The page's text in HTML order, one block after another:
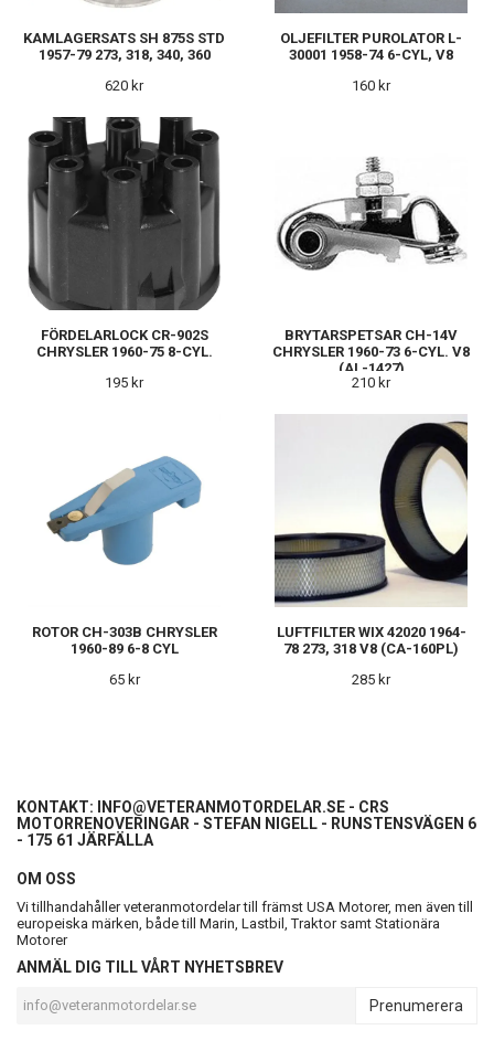
KAMLAGERSATS SH 875S STD
1957-79 273, 318, 340, 360
620 kr
OLJEFILTER PUROLATOR L-
30001 1958-74 6-CYL, V8
160 kr
FÖRDELARLOCK CR-902S
CHRYSLER 1960-75 8-CYL.
195 kr
BRYTARSPETSAR CH-14V
CHRYSLER 1960-73 6-CYL. V8
(AL-1427)
210 kr
ROTOR CH-303B CHRYSLER
1960-89 6-8 CYL
65 kr
LUFTFILTER WIX 42020 1964-
78 273, 318 V8 (CA-160PL)
285 kr
KONTAKT: INFO@VETERANMOTORDELAR.SE - CRS
MOTORRENOVERINGAR - STEFAN NIGELL - RUNSTENSVÄGEN 6
- 175 61 JÄRFÄLLA
OM OSS
Vi tillhandahåller veteranmotordelar till främst USA Motorer, men även till
europeiska märken, både till Marin, Lastbil, Traktor samt Stationära
Motorer
ANMÄL DIG TILL VÅRT NYHETSBREV
Prenumerera